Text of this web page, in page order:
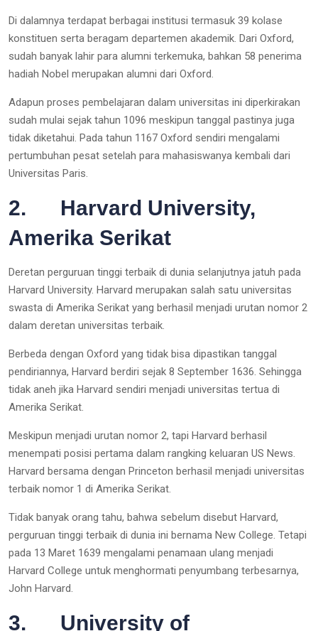
Di dalamnya terdapat berbagai institusi termasuk 39 kolase
konstituen serta beragam departemen akademik. Dari Oxford,
sudah banyak lahir para alumni terkemuka, bahkan 58 penerima
hadiah Nobel merupakan alumni dari Oxford.
Adapun proses pembelajaran dalam universitas ini diperkirakan
sudah mulai sejak tahun 1096 meskipun tanggal pastinya juga
tidak diketahui. Pada tahun 1167 Oxford sendiri mengalami
pertumbuhan pesat setelah para mahasiswanya kembali dari
Universitas Paris.
2. Harvard University,
Amerika Serikat
Deretan perguruan tinggi terbaik di dunia selanjutnya jatuh pada
Harvard University. Harvard merupakan salah satu universitas
swasta di Amerika Serikat yang berhasil menjadi urutan nomor 2
dalam deretan universitas terbaik.
Berbeda dengan Oxford yang tidak bisa dipastikan tanggal
pendiriannya, Harvard berdiri sejak 8 September 1636. Sehingga
tidak aneh jika Harvard sendiri menjadi universitas tertua di
Amerika Serikat.
Meskipun menjadi urutan nomor 2, tapi Harvard berhasil
menempati posisi pertama dalam rangking keluaran US News.
Harvard bersama dengan Princeton berhasil menjadi universitas
terbaik nomor 1 di Amerika Serikat.
Tidak banyak orang tahu, bahwa sebelum disebut Harvard,
perguruan tinggi terbaik di dunia ini bernama New College. Tetapi
pada 13 Maret 1639 mengalami penamaan ulang menjadi
Harvard College untuk menghormati penyumbang terbesarnya,
John Harvard.
3. University of